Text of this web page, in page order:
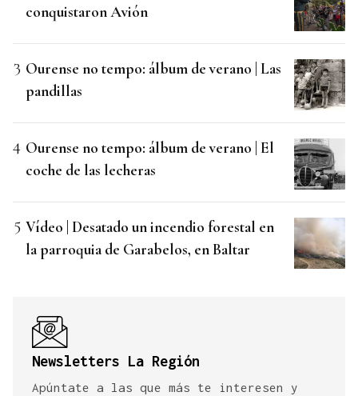
conquistaron Avión
Ourense no tempo: álbum de verano | Las
pandillas
Ourense no tempo: álbum de verano | El
coche de las lecheras
Vídeo | Desatado un incendio forestal en
la parroquia de Garabelos, en Baltar
Newsletters La Región
Apúntate a las que más te interesen y